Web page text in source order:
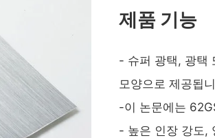
제품 기능
- 슈퍼 광택, 광택
모양으로 제공됩
-이 논문에는
- 높은 인장 강도,